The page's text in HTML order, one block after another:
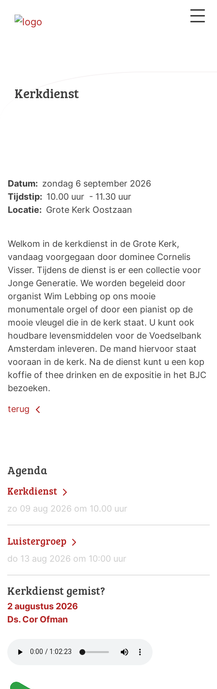
Kerkdienst
Datum: zondag 6 september 2026
Tijdstip: 10.00 uur - 11.30 uur
Locatie: Grote Kerk Oostzaan
Welkom in de kerkdienst in de Grote Kerk,
vandaag voorgegaan door dominee Cornelis
Visser. Tijdens de dienst is er een collectie voor
Jonge Generatie. We worden begeleid door
organist Wim Lebbing op ons mooie
monumentale orgel of door een pianist op de
mooie vleugel die in de kerk staat. U kunt ook
houdbare levensmiddelen voor de Voedselbank
Amsterdam inleveren. De mand hiervoor staat
vooraan in de kerk. Na de dienst kunt u een kop
koffie of thee drinken en de expositie in het BJC
bezoeken.
terug
Agenda
Kerkdienst
zo 09 aug 2026 om 10.00 uur
Luistergroep
do 13 aug 2026 om 10:00 uur
Kerkdienst gemist?
2 augustus 2026
Ds. Cor Ofman